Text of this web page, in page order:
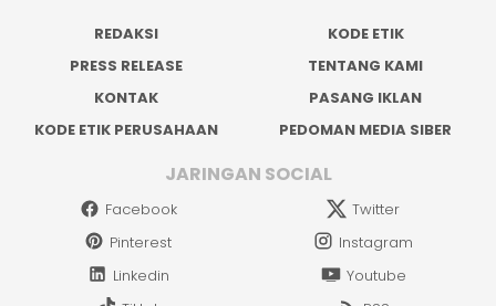
REDAKSI
KODE ETIK
PRESS RELEASE
TENTANG KAMI
KONTAK
PASANG IKLAN
KODE ETIK PERUSAHAAN
PEDOMAN MEDIA SIBER
JARINGAN SOCIAL
Facebook
Twitter
Pinterest
Instagram
Linkedin
Youtube